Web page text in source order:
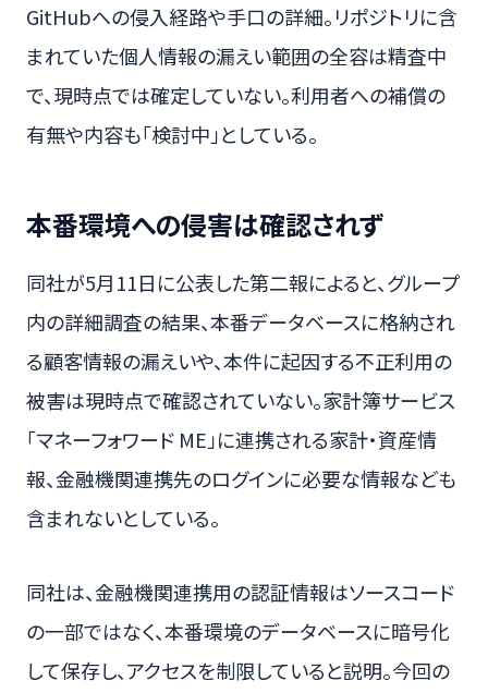
GitHubへの侵入経路や手口の詳細。リポジトリに含
まれていた個人情報の漏えい範囲の全容は精査中
で、現時点では確定していない。利用者への補償の
有無や内容も「検討中」としている。
本番環境への侵害は確認されず
同社が5月11日に公表した第二報によると、グループ
内の詳細調査の結果、本番データベースに格納され
る顧客情報の漏えいや、本件に起因する不正利用の
被害は現時点で確認されていない。家計簿サービス
「マネーフォワード ME」に連携される家計・資産情
報、金融機関連携先のログインに必要な情報なども
含まれないとしている。
同社は、金融機関連携用の認証情報はソースコード
の一部ではなく、本番環境のデータベースに暗号化
して保存し、アクセスを制限していると説明。今回の